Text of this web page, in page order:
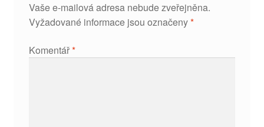
Vaše e-mailová adresa nebude zveřejněna.
Vyžadované informace jsou označeny*
Komentář*